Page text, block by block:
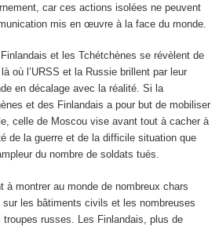
car ces actions isolées ne peuvent
mis en œuvre à la face du monde.
et les Tchétchènes se révèlent de
où l’URSS et la Russie brillent par leur
en décalage avec la réalité. Si la
et des Finlandais a pour but de mobiliser
celle de Moscou vise avant tout à cacher à
de la guerre et de la difficile situation que
du nombre de soldats tués.
à montrer au monde de nombreux chars
les bâtiments civils et les nombreuses
russes. Les Finlandais, plus de